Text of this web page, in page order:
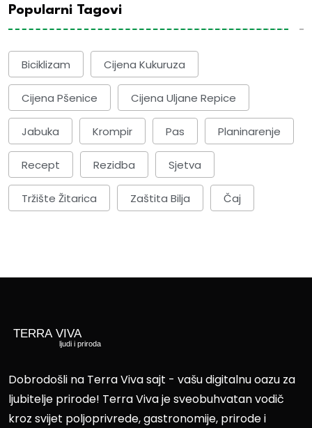
Popularni Tagovi
Biciklizam Cijena Kukuruza
Cijena Pšenice Cijena Uljane Repice
Jabuka Krompir Pas Planinarenje
Recept Rezidba Sjetva
Tržište Žitarica Zaštita Bilja Čaj
Dobrodošli na Terra Viva sajt - vašu digitalnu oazu za
ljubitelje prirode! Terra Viva je sveobuhvatan vodič
kroz svijet poljoprivrede, gastronomije, prirode i